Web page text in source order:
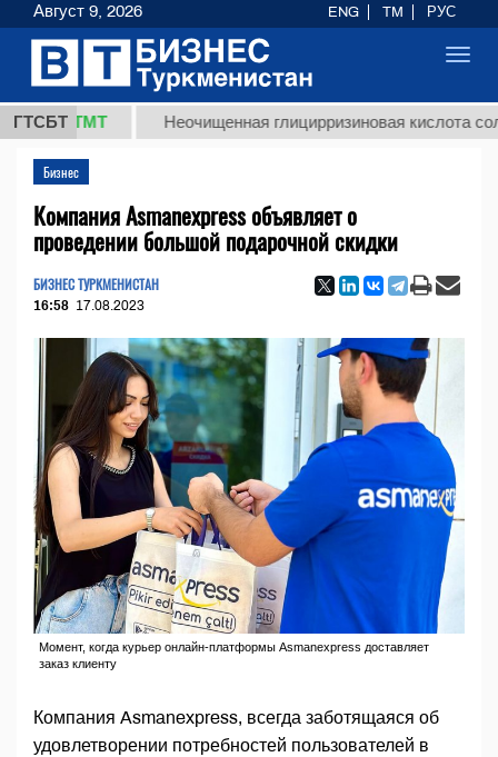
ГТСБТ
ТМТ Неочищенная глицирризиновая кислота
Бизнес
Компания Asmanexpress объявляет о
проведении большой подарочной скидки
БИЗНЕС ТУРКМЕНИСТАН
16:58 17.08.2023
Момент, когда курьер онлайн-платформы Asmanexpress доставляет
заказ клиенту
Компания Asmanexpress, всегда заботящаяся об
удовлетворении потребностей пользователей в
Август 9, 2026 ENG TM РУС